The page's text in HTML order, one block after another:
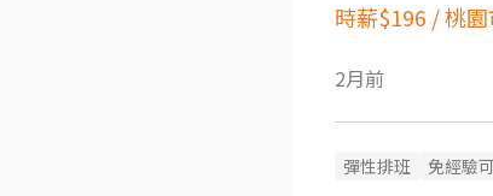
時薪$196 /桃
2月前
彈性排班 免經驗可